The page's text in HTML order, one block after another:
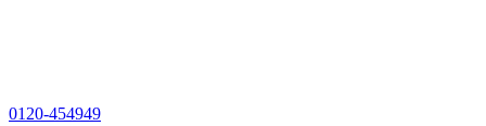
0120-454949